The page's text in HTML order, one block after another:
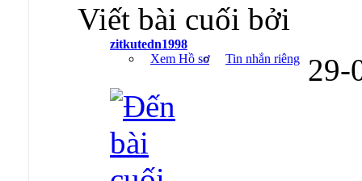
Viết bài cuối bởi
zitkutedn1998
Xem Hồ sơ
Tin nhắn riêng 29-